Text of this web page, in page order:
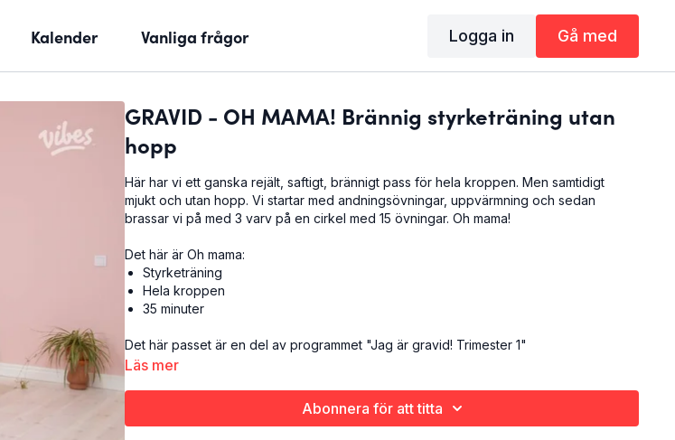
Kalender Vanliga frågor Logga in Gå med
GRAVID - OH MAMA! Brännig styrketräning utan
hopp
Här har vi ett ganska rejält, saftigt, brännigt pass för hela kroppen. Men samtidigt
mjukt och utan hopp. Vi startar med andningsövningar, uppvärmning och sedan
brassar vi på med 3 varv på en cirkel med 15 övningar. Oh mama!
Det här är Oh mama:
Styrketräning
Hela kroppen
35 minuter
Det här passet är en del av programmet "Jag är gravid! Trimester 1"
Läs mer
Abonnera för att titta